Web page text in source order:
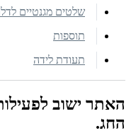
שלטים מגנטיים
תוספות
תעודת לידה
האתר ישוב
החג.